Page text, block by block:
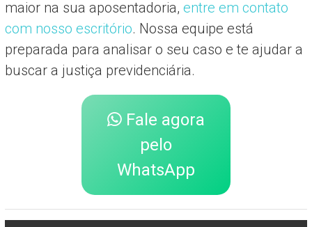
maior na sua aposentadoria, entre em contato
com nosso escritório. Nossa equipe está
preparada para analisar o seu caso e te ajudar a
buscar a justiça previdenciária.
Fale agora
pelo
WhatsApp